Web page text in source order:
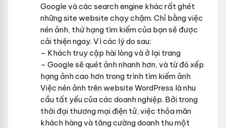
Google và các search engine khác rất ghét
những site website chạy chậm. Chỉ bằng việc
nén ảnh, thứ hạng tìm kiếm của bạn sẽ được
cải thiện ngay. Vì các lý do sau:
– Khách truy cập hài lòng và ở lại trang
– Google sẽ quét ảnh nhanh hơn, và từ đó xếp
hạng ảnh cao hơn trong trình tìm kiếm ảnh
Việc nén ảnh trên website WordPress là nhu
cầu tất yếu của các doanh nghiệp. Bởi trong
thời đại thương mại điện tử, việc thỏa mãn
khách hàng và tăng cường doanh thu một